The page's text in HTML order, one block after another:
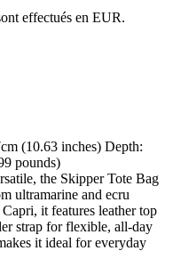
effectués en EUR.
(10.63 inches) Depth:
pounds)
the Skipper Tote Bag
ultramarine and ecru
it features leather top
strap for flexible, all-day
it ideal for everyday